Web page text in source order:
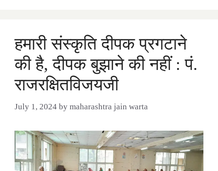
हमारी संस्कृति दीपक प्रगटाने
की है, दीपक बुझाने की नहीं : पं.
राजरक्षितविजयजी
July 1, 2024 by maharashtra jain warta